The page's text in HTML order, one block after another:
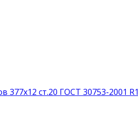
377х12 ст.20 ГОСТ 30753-2001 R1